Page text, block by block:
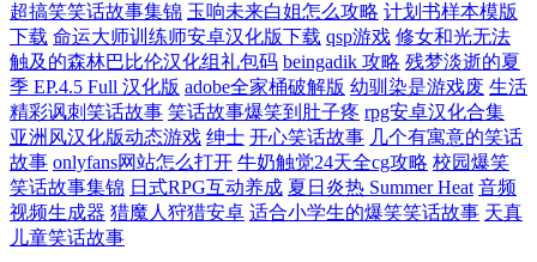
超搞笑笑话故事集锦 玉响未来白姐怎么攻略 计划书样本模版
下载 命运大师训练师安卓汉化版下载 qsp游戏 修女和光无法
触及的森林巴比伦汉化组礼包码 beingadik 攻略 残梦淡逝的夏
季 EP.4.5 Full 汉化版 adobe全家桶破解版 幼驯染是游戏废 生活
精彩讽刺笑话故事 笑话故事爆笑到肚子疼 rpg安卓汉化合集
亚洲风汉化版动态游戏 绅士 开心笑话故事 几个有寓意的笑话
故事 onlyfans网站怎么打开 牛奶触觉24天全cg攻略 校园爆笑
笑话故事集锦 日式RPG互动养成 夏日炎热 Summer Heat 音频
视频生成器 猎魔人狩猎安卓 适合小学生的爆笑笑话故事 天真
儿童笑话故事